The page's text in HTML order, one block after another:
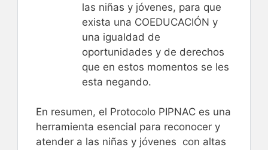
las niñas y jóvenes, para que
exista una COEDUCACIÓN y
una igualdad de
oportunidades y de derechos
que en estos momentos se les
esta negando.
En resumen, el Protocolo PIPNAC es una
herramienta esencial para reconocer y
atender a las niñas y jóvenes con altas